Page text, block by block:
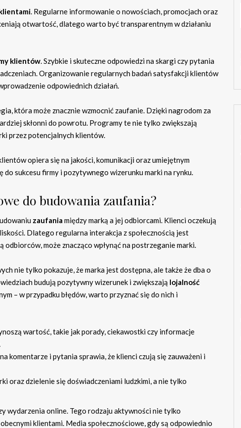
. Regularne informowanie o nowościach, promocjach oraz
otwartość, dlatego warto być transparentnym w działaniu
klientów. Szybkie i skuteczne odpowiedzi na skargi czy pytania
Organizowanie regularnych badań satysfakcji klientów
odpowiednich działań.
która może znacznie wzmocnić zaufanie. Dzięki nagrodom za
skłonni do powrotu. Programy te nie tylko zwiększają
przez potencjalnych klientów.
opiera się na jakości, komunikacji oraz umiejętnym
sukcesu firmy i pozytywnego wizerunku marki na rynku.
do budowania zaufania?
zaufania między marką a jej odbiorcami. Klienci oczekują
Dlatego regularna interakcja z społecznością jest
może znacząco wpłynąć na postrzeganie marki.
nie tylko pokazuje, że marka jest dostępna, ale także że dba o
budują pozytywny wizerunek i zwiększają lojalność
– w przypadku błędów, warto przyznać się do nich i
wartość, takie jak porady, ciekawostki czy informacje
komentarze i pytania sprawia, że klienci czują się zauważeni i
oraz dzielenie się doświadczeniami ludzkimi, a nie tylko
wydarzenia online. Tego rodzaju aktywności nie tylko
klientami. Media społecznościowe, gdy są odpowiednio